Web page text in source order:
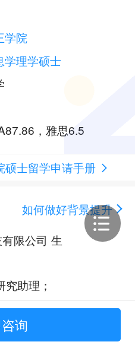
学院
学理学硕士
，雅思6.5
硕士留学申请手册
如何做好背景提升
限公司 生
助理；
小肠形态及
；询